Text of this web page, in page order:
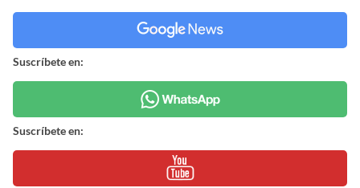
Suscríbete en:
Suscríbete en: